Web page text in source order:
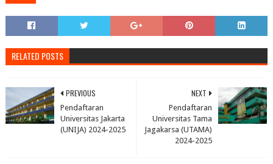
RELATED POSTS
NEXT
Pendaftaran
Universitas Tama
Jagakarsa (UTAMA)
2024-2025
PREVIOUS
Pendaftaran
Universitas Jakarta
(UNIJA) 2024-2025